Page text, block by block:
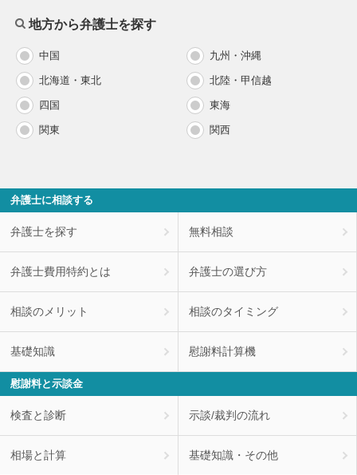
地方から弁護士を探す
中国 九州・沖縄
北海道・東北 北陸・甲信越
四国 東海
関東 関西
弁護士に相談する
弁護士を探す 無料相談
弁護士費用特約とは 弁護士の選び方
相談のメリット 相談のタイミング
基礎知識 慰謝料計算機
慰謝料と示談金
検査と診断 示談/裁判の流れ
相場と計算 基礎知識・その他